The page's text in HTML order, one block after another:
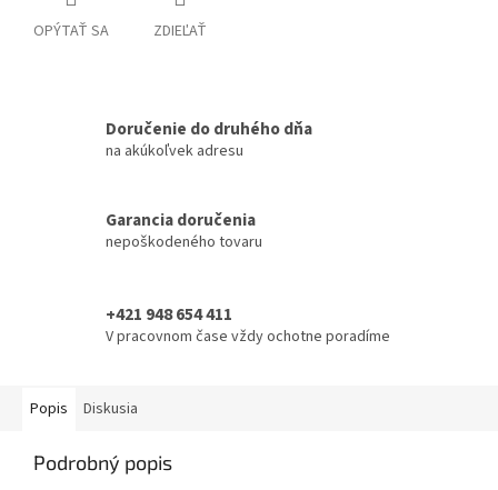
OPÝTAŤ SA ZDIEĽAŤ
Doručenie do druhého dňa
na akúkoľvek adresu
Garancia doručenia
nepoškodeného tovaru
+421 948 654 411
V pracovnom čase vždy ochotne poradíme
Popis Diskusia
Podrobný popis